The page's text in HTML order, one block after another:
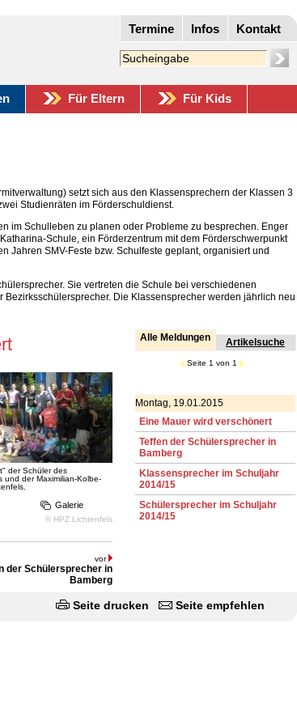
Termine Infos Kontakt
Für Eltern Für Kids
setzt sich aus den Klassensprechern der Klassen 3
Studienräten im Förderschuldienst.
im Schulleben zu planen oder Probleme zu besprechen. Enger
Schule, ein Förderzentrum mit dem Förderschwerpunkt
Jahren SMV-Feste bzw. Schulfeste geplant, organisiert und
Sie vertreten die Schule bei verschiedenen
Die Klassensprecher werden jährlich neu
der Schüler des
und der Maximilian-Kolbe-
Galerie
© HPZ Lichtenfels
vor
der Schülersprecher in
Bamberg
Alle Meldungen Artikelsuche
Seite 1 von 1
Montag, 19.01.2015
Eine Mauer wird verschönert
Teffen der Schülersprecher in
Bamberg
Klassensprecher im Schuljahr
2014/15
Schülersprecher im Schuljahr
2014/15
Seite drucken Seite empfehlen